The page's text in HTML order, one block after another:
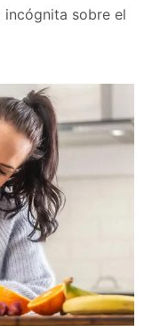
incógnita sobre el